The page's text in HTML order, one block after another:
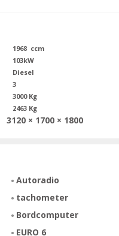
1968 ccm
103kW
Diesel
3
3000 Kg
2463 Kg
3120 × 1700 × 1800
Autoradio
tachometer
Bordcomputer
EURO 6